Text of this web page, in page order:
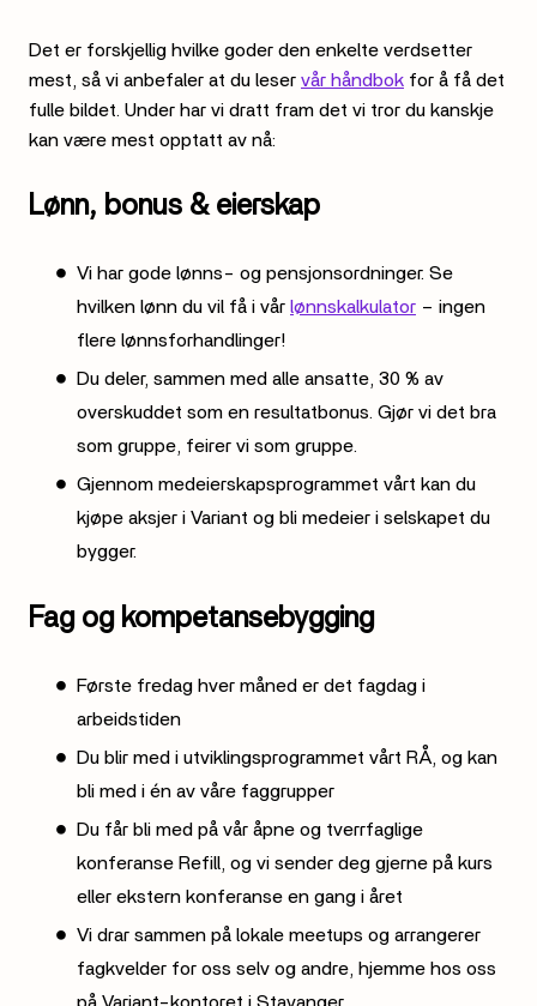
Det er forskjellig hvilke goder den enkelte verdsetter
mest, så vi anbefaler at du leser vår håndbok for å få det
fulle bildet. Under har vi dratt fram det vi tror du kanskje
kan være mest opptatt av nå:
Lønn, bonus & eierskap
Vi har gode lønns- og pensjonsordninger. Se
hvilken lønn du vil få i vår lønnskalkulator – ingen
flere lønnsforhandlinger!
Du deler, sammen med alle ansatte, 30 % av
overskuddet som en resultatbonus. Gjør vi det bra
som gruppe, feirer vi som gruppe.
Gjennom medeierskapsprogrammet vårt kan du
kjøpe aksjer i Variant og bli medeier i selskapet du
bygger.
Fag og kompetansebygging
Første fredag hver måned er det fagdag i
arbeidstiden
Du blir med i utviklingsprogrammet vårt RÅ, og kan
bli med i én av våre faggrupper
Du får bli med på vår åpne og tverrfaglige
konferanse Refill, og vi sender deg gjerne på kurs
eller ekstern konferanse en gang i året
Vi drar sammen på lokale meetups og arrangerer
fagkvelder for oss selv og andre, hjemme hos oss